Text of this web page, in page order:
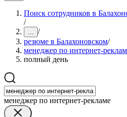
Поиск сотрудников в
/
... /
резюме в Балахоновском/
менеджер по интернет-
полный день
менеджер по интернет-рекламе